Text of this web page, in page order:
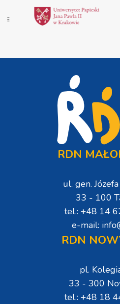
RDN
ul. gen.
33 - 100
tel.: +48 14
e-mail:
RDN
pl.
33 - 300
tel.: +48 18